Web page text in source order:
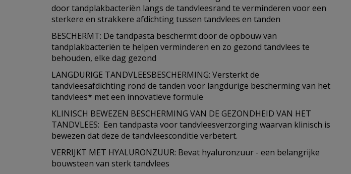
door tandplakbacteriën langs de tandvleesrand te verminderen voor een
sterkere en strakkere afdichting tussen tandvlees en tanden
BESCHERMT: De tandpasta beschermt door de opbouw van
tandplakbacteriën te helpen verminderen en zo gezond tandvlees te
behouden, elke dag gezond
LANGDURIGE TANDVLEESBESCHERMING: Versterkt de
tandvleesafdichting rond de tanden voor langdurige bescherming van het
tandvlees* met een innovatieve formule
KLINISCH BEWEZEN BESCHERMING VAN DE GEZONDHEID VAN HET
TANDVLEES: Een tandpasta voor tandvleesverzorging waarvan klinisch is
bewezen dat deze de tandvleesconditie verbetert.
VERRIJKT MET HYALURONZUUR: Bevat hyaluronzuur - een belangrijke
bouwsteen van sterk tandvlees